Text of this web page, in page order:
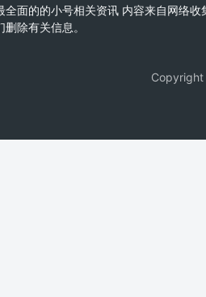
全面的的小号相关资讯 内容来自网络收
除有关信息。